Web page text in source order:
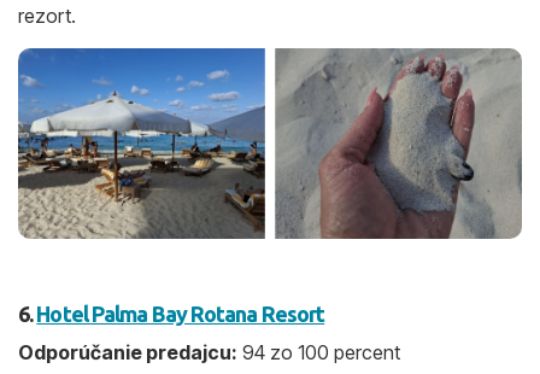
rezort.
6.Hotel Palma Bay Rotana Resort
Odporúčanie predajcu: 94 zo 100 percent